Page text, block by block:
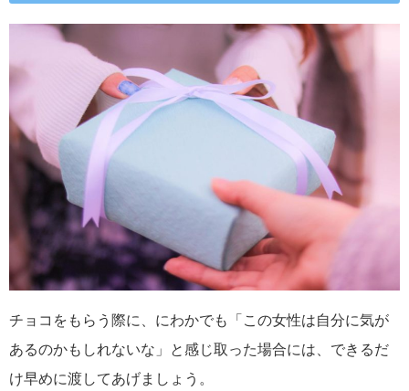
チョコをもらう際に、にわかでも「この女性は自分に気が
あるのかもしれないな」と感じ取った場合には、できるだ
け早めに渡してあげましょう。